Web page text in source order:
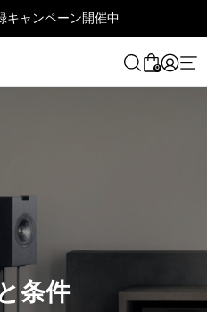
で試聴体験フェアを開催中
0
条件